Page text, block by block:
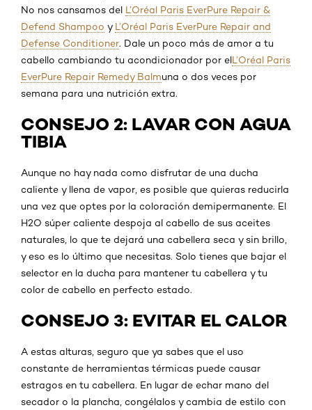
No nos cansamos del L’Oréal Paris EverPure Repair &
Defend Shampoo y L’Oréal Paris EverPure Repair and
Defense Conditioner. Dale un poco más de amor a tu
cabello cambiando tu acondicionador por elL’Oréal Paris
EverPure Repair Remedy Balmuna o dos veces por
semana para una nutrición extra.
CONSEJO 2: LAVAR CON AGUA
TIBIA
Aunque no hay nada como disfrutar de una ducha
caliente y llena de vapor, es posible que quieras reducirla
una vez que optes por la coloración demipermanente. El
H2O súper caliente despoja al cabello de sus aceites
naturales, lo que te dejará una cabellera seca y sin brillo,
y eso es lo último que necesitas. Solo tienes que bajar el
selector en la ducha para mantener tu cabellera y tu
color de cabello en perfecto estado.
CONSEJO 3: EVITAR EL CALOR
A estas alturas, seguro que ya sabes que el uso
constante de herramientas térmicas puede causar
estragos en tu cabellera. En lugar de echar mano del
secador o la plancha, congélalos y cambia de estilo con